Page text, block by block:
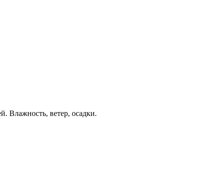
Влажность, ветер, осадки.